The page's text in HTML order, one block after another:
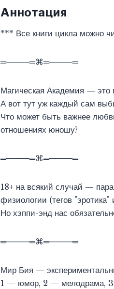
Аннотация
*** Все книги цикла можно
═────═⌘═────═
Магическая Академия — это
А вот тут уж каждый сам
Что может быть важнее
отношениях юношу?
═────═⌘═────═
18+ на всякий случай —
физиологии (тегов
Но хэппи-энд нас
═────═⌘═────═
Мир Бия —
1 — юмор, 2 — мелодрама,